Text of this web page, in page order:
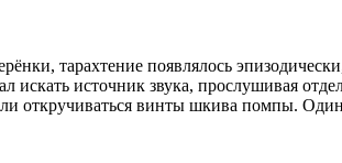
тарахтение появлялось
искать источник звука, прослушивая
откручиваться винты шкива помпы.